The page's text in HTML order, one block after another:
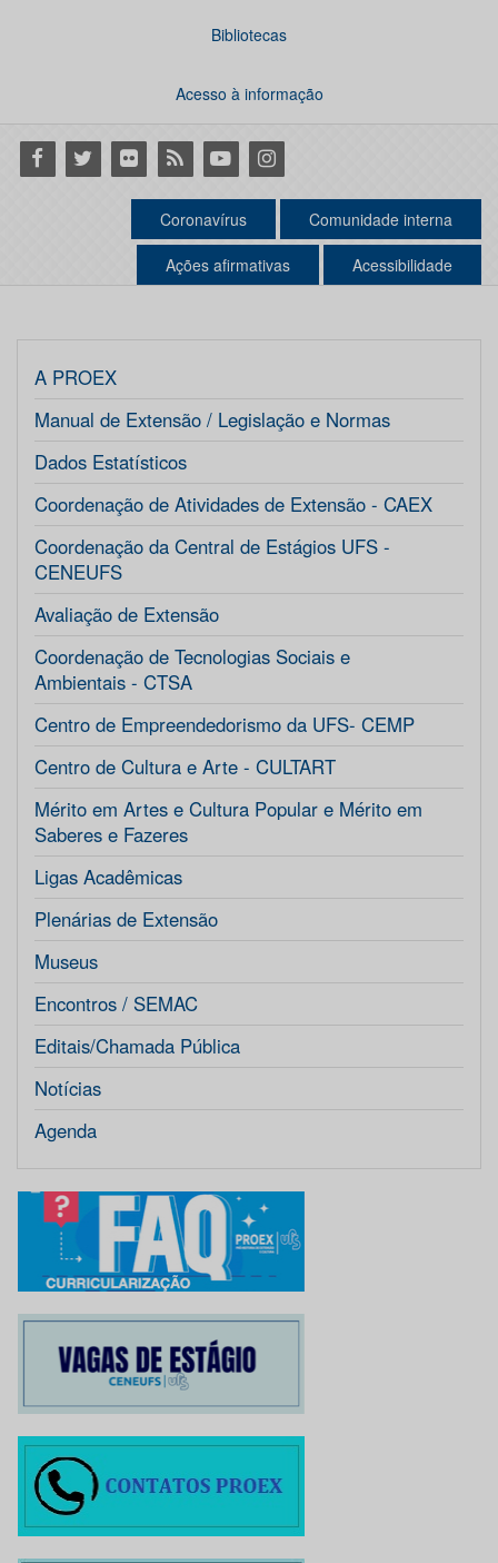
Bibliotecas
Acesso à informação
Facebook
Twitter Flickr RSS YoutubeInstagram
Coronavírus Comunidade interna
Ações afirmativas Acessibilidade
A PROEX
Manual de Extensão / Legislação e Normas
Dados Estatísticos
Coordenação de Atividades de Extensão - CAEX
Coordenação da Central de Estágios UFS -
CENEUFS
Avaliação de Extensão
Coordenação de Tecnologias Sociais e
Ambientais - CTSA
Centro de Empreendedorismo da UFS- CEMP
Centro de Cultura e Arte - CULTART
Mérito em Artes e Cultura Popular e Mérito em
Saberes e Fazeres
Ligas Acadêmicas
Plenárias de Extensão
Museus
Encontros / SEMAC
Editais/Chamada Pública
Notícias
Agenda